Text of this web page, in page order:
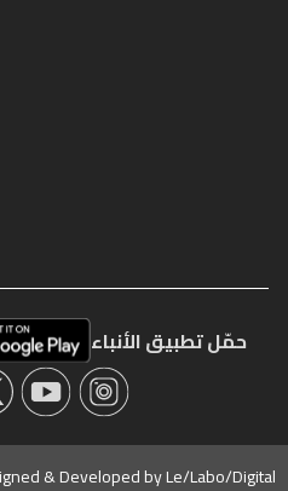
حمّل تطبيق الأنباء
& Developed byLe/Labo/Digital